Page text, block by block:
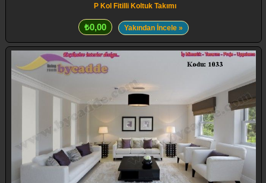
P Kol Fitilli Koltuk Takımı
₺0,00 Yakından İncele »